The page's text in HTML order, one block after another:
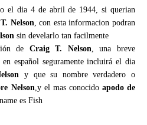
el dia 4 de abril de 1944, si querian
Nelson, con esta informacion podran
sin develarlo tan facilmente
de Craig T. Nelson, una breve
en español seguramente incluirá el dia
y que su nombre verdadero o
Nelson,y el mas conocido apodo de
es Fish